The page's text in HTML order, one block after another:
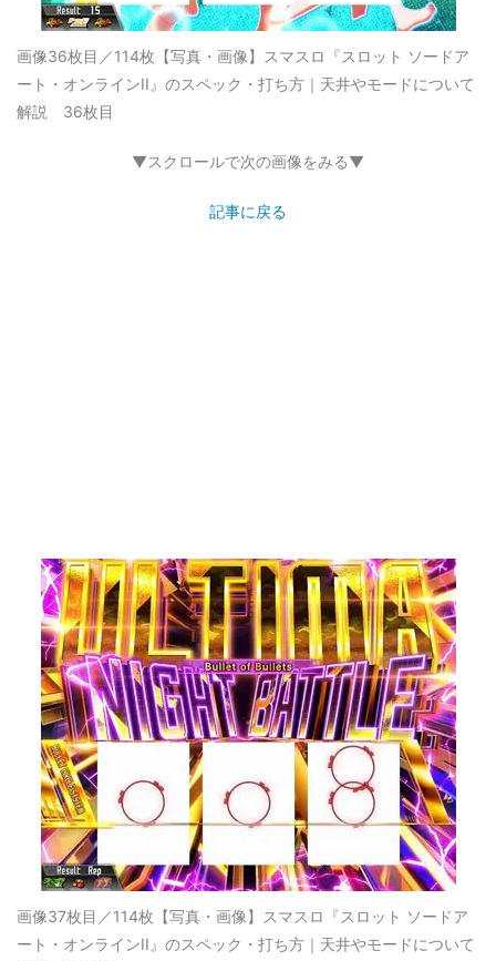
画像36枚目／114枚 【写真・画像】スマスロ『スロット ソードア
ート・オンラインII』のスペック・打ち方｜天井やモードについて
解説 36枚目
▼スクロールで次の画像をみる▼
記事に戻る
画像37枚目／114枚 【写真・画像】スマスロ『スロット ソードア
ート・オンラインII』のスペック・打ち方｜天井やモードについて